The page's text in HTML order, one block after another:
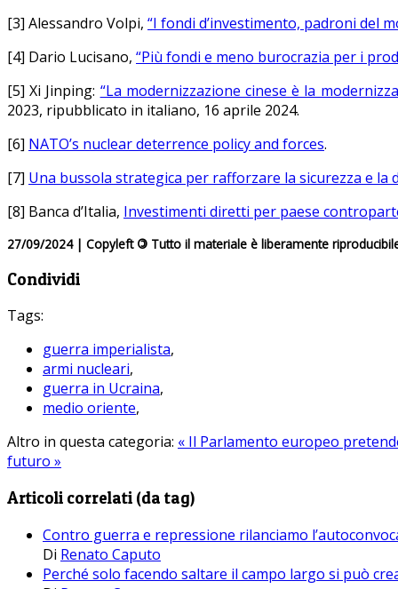
[3] Alessandro Volpi, “I fondi d’investimento, padroni del
[4] Dario Lucisano, “Più fondi e meno burocrazia per i
[5] Xi Jinping: “La modernizzazione cinese è la
2023, ripubblicato in italiano, 16 aprile 2024.
[6] NATO’s nuclear deterrence policy and forces.
[7] Una bussola strategica per rafforzare la sicurezza e la
[8] Banca d’Italia, Investimenti diretti per paese
27/09/2024 | Copyleft © Tutto il materiale è liberamente
Condividi
Tags:
guerra imperialista,
armi nucleari,
guerra in Ucraina,
medio oriente,
Altro in questa categoria: « Il Parlamento europeo
futuro »
Articoli correlati (da tag)
Contro guerra e repressione rilanciamo
Di Renato Caputo
Perché solo facendo saltare il campo largo si può